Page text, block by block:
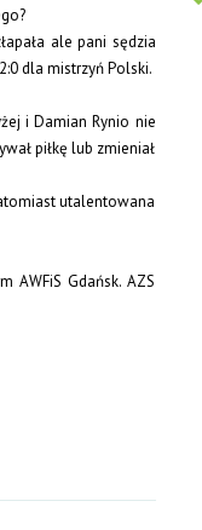
ale pani sędzia
dla mistrzyń Polski.
i Damian Rynio nie
piłkę lub zmieniał
utalentowana
AWFiS Gdańsk. AZS